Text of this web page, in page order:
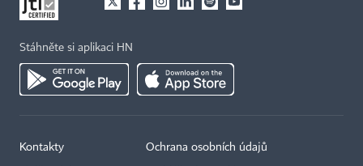
Stáhněte si aplikaci HN
Kontakty Ochrana osobních údajů